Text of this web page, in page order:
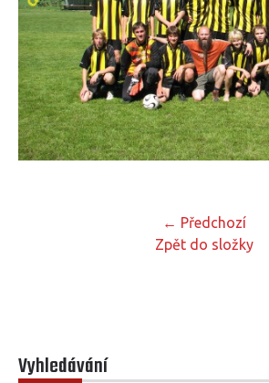
← Předchozí
Zpět do složky
Vyhledávání